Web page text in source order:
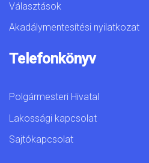
Választások
Akadálymentesítési nyilatkozat
Telefonkönyv
Polgármesteri Hivatal
Lakossági kapcsolat
Sajtókapcsolat